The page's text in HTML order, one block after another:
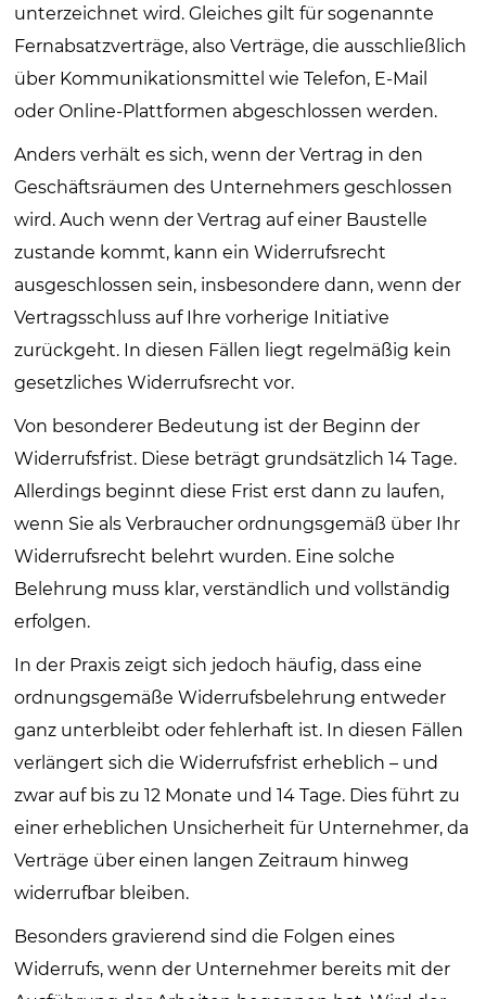
unterzeichnet wird. Gleiches gilt für sogenannte
Fernabsatzverträge, also Verträge, die ausschließlich
über Kommunikationsmittel wie Telefon, E-Mail
oder Online-Plattformen abgeschlossen werden.
Anders verhält es sich, wenn der Vertrag in den
Geschäftsräumen des Unternehmers geschlossen
wird. Auch wenn der Vertrag auf einer Baustelle
zustande kommt, kann ein Widerrufsrecht
ausgeschlossen sein, insbesondere dann, wenn der
Vertragsschluss auf Ihre vorherige Initiative
zurückgeht. In diesen Fällen liegt regelmäßig kein
gesetzliches Widerrufsrecht vor.
Von besonderer Bedeutung ist der Beginn der
Widerrufsfrist. Diese beträgt grundsätzlich 14 Tage.
Allerdings beginnt diese Frist erst dann zu laufen,
wenn Sie als Verbraucher ordnungsgemäß über Ihr
Widerrufsrecht belehrt wurden. Eine solche
Belehrung muss klar, verständlich und vollständig
erfolgen.
In der Praxis zeigt sich jedoch häufig, dass eine
ordnungsgemäße Widerrufsbelehrung entweder
ganz unterbleibt oder fehlerhaft ist. In diesen Fällen
verlängert sich die Widerrufsfrist erheblich – und
zwar auf bis zu 12 Monate und 14 Tage. Dies führt zu
einer erheblichen Unsicherheit für Unternehmer, da
Verträge über einen langen Zeitraum hinweg
widerrufbar bleiben.
Besonders gravierend sind die Folgen eines
Widerrufs, wenn der Unternehmer bereits mit der